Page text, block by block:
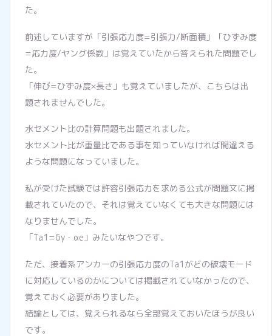
た。
前述していますが「引張応力度=引張力/断面積」「ひずみ度
=応力度/ヤング係数」は覚えていたから答えられた問題でし
た。
「伸び=ひずみ度×長さ」も覚えていましたが、こちらは出
題されませんでした。
水セメント比の計算問題も出題されました。
水セメント比が重量比である事を知っていなければ間違える
ような問題になっていました。
私が受けた試験では許容引張応力を求める公式が問題文に掲
載されていたので、それは覚えていなくても大きな問題には
なりませんでした。
「Ta1=δy・αe」みたいなやつです。
ただ、接着系アンカーの引張応力度のTa1がどの破壊モード
に対応しているのかについては掲載されていなかったので、
覚えておく必要がありました。
結論としては、覚えられるなら全部覚えておいたほうが良い
です。